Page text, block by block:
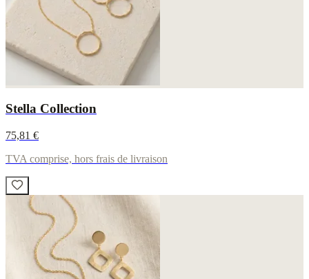
Stella Collection
75,81 €
TVA comprise, hors frais de livraison